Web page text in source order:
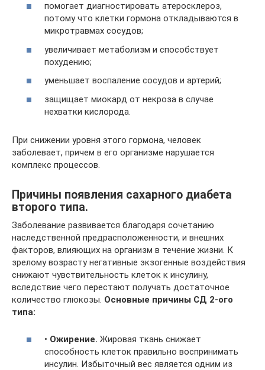
помогает диагностировать атеросклероз,
потому что клетки гормона откладываются в
микротравмах сосудов;
увеличивает метаболизм и способствует
похудению;
уменьшает воспаление сосудов и артерий;
защищает миокард от некроза в случае
нехватки кислорода.
При снижении уровня этого гормона, человек
заболевает, причем в его организме нарушается
комплекс процессов.
Причины появления сахарного диабета
второго типа.
Заболевание развивается благодаря сочетанию
наследственной предрасположенности, и внешних
факторов, влияющих на организм в течение жизни. К
зрелому возрасту негативные экзогенные воздействия
снижают чувствительность клеток к инсулину,
вследствие чего перестают получать достаточное
количество глюкозы. Основные причины СД 2-ого
типа:
• Ожирение. Жировая ткань снижает
способность клеток правильно воспринимать
инсулин. Избыточный вес является одним из